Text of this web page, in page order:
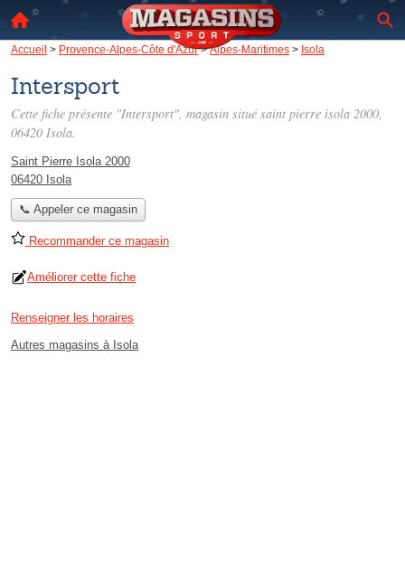
Accueil > Provence-Alpes-Côte d'Azur>Alpes-Maritimes > Isola
Intersport
Cette fiche présente "Intersport", magasin situé saint pierre isola 2000,
06420 Isola.
Saint Pierre Isola 2000
06420 Isola
📞 Appeler ce magasin
Recommander ce magasin
Améliorer cette fiche
Renseigner les horaires
Autres magasins à Isola